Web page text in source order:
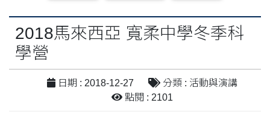
2018馬來西亞 寬柔中學冬季科
學營
日期 : 2018-12-27
分類 : 活動與演講
點閱 : 2101